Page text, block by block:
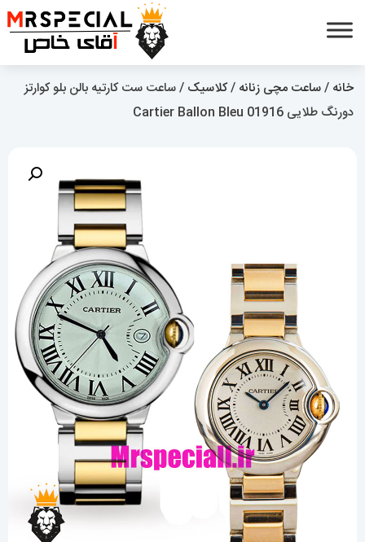
خانه /ساعت مچی زنانه /کلاسیک / ساعت ست کارتیه بالن بلو کوارتز
دورنگ طلایی 01916 Cartier Ballon Bleu